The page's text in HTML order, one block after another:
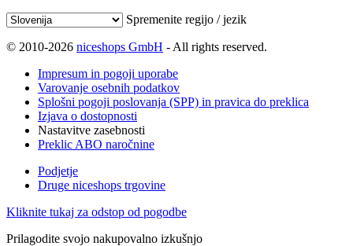
Spremenite regijo / jezik
© 2010-2026 niceshops GmbH - All rights reserved.
Impresum in pogoji uporabe
Varovanje osebnih podatkov
Splošni pogoji poslovanja (SPP) in pravica do preklica
Izjava o dostopnosti
Nastavitve zasebnosti
Preklic ABO naročnine
Podjetje
Druge niceshops trgovine
Kliknite tukaj za odstop od pogodbe
Prilagodite svojo nakupovalno izkušnjo